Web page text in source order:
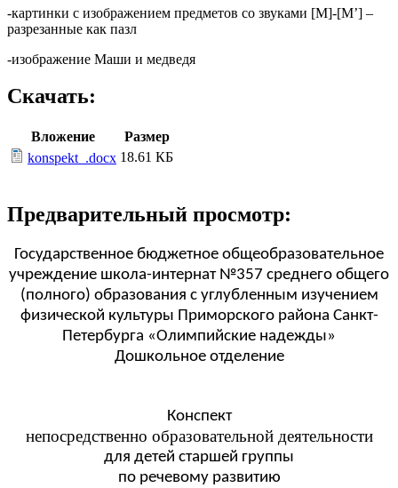
-картинки с изображением предметов со звуками [М]-[М’] –
разрезанные как пазл
-изображение Маши и медведя
Скачать:
Вложение
Размер
konspekt_.docx 18.61 КБ
Предварительный просмотр:
Государственное бюджетное общеобразовательное
учреждение школа-интернат №357 среднего общего
(полного) образования с углубленным изучением
физической культуры Приморского района Санкт-
Петербурга «Олимпийские надежды»
Дошкольное отделение
Конспект
непосредственно образовательной деятельности
для детей старшей группы
по речевому развитию